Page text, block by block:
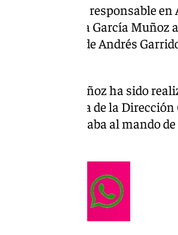
tiene nuevo responsable
Jesús María García Muñoz
tras el relevo de Andrés
de García Muñoz ha sido
de la propuesta de la
jefe superior estaba al mando